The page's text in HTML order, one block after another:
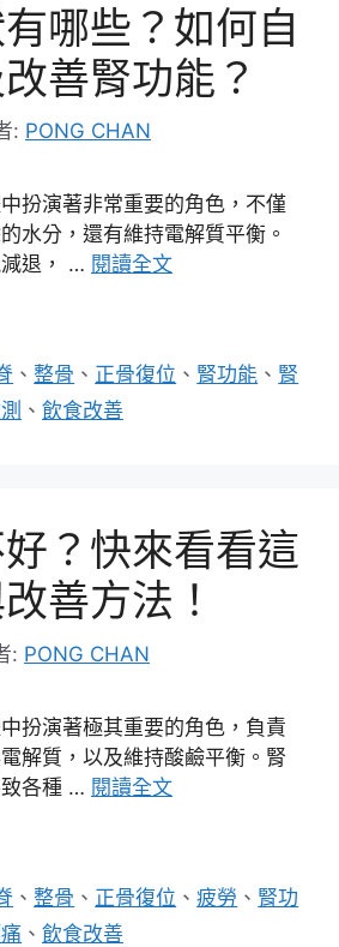
哪些？如何自
善腎功能？
: PONG CHAN
扮演著非常重要的角色，不僅
水分，還有維持電解質平衡。
退， … 閱讀全文
、整骨 、 正骨復位 、 腎功能 、 腎
、 飲食改善
？快來看看這
善方法！
: PONG CHAN
扮演著極其重要的角色，負責
解質，以及維持酸鹼平衡。腎
各種 … 閱讀全文
、整骨 、 正骨復位 、疲勞 、 腎功
、 飲食改善